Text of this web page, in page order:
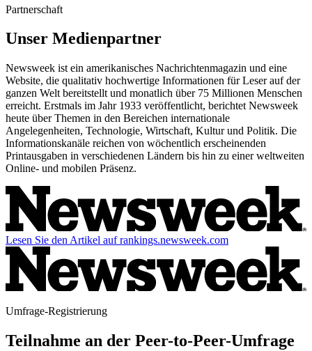
Partnerschaft
Unser Medienpartner
Newsweek ist ein amerikanisches Nachrichtenmagazin und eine
Website, die qualitativ hochwertige Informationen für Leser auf der
ganzen Welt bereitstellt und monatlich über 75 Millionen Menschen
erreicht. Erstmals im Jahr 1933 veröffentlicht, berichtet Newsweek
heute über Themen in den Bereichen internationale
Angelegenheiten, Technologie, Wirtschaft, Kultur und Politik. Die
Informationskanäle reichen von wöchentlich erscheinenden
Printausgaben in verschiedenen Ländern bis hin zu einer weltweiten
Online- und mobilen Präsenz.
Lesen Sie den Artikel auf rankings.newsweek.com
Umfrage-Registrierung
Teilnahme an der Peer-to-Peer-Umfrage